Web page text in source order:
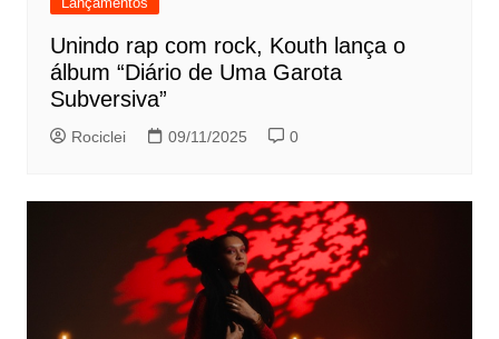
Unindo rap com rock, Kouth lança o
álbum “Diário de Uma Garota
Subversiva”
Rociclei 09/11/2025 0